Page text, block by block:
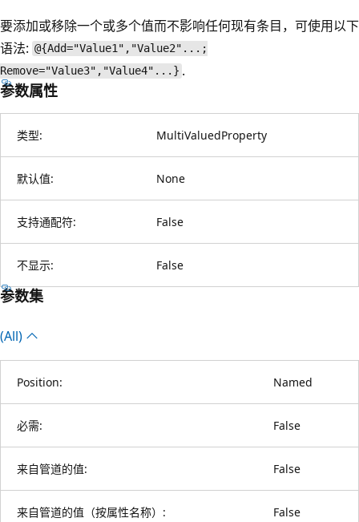
要添加或移除一个或多个值而不影响任何现有条目，可使用以下
语法: @{Add="Value1","Value2"...;
Remove="Value3","Value4"...} .
参数属性
类型: MultiValuedProperty
默认值: None
支持通配符: False
不显示: False
参数集
(All)
Position: Named
必需: False
来自管道的值: False
来自管道的值（按属性名称）: False